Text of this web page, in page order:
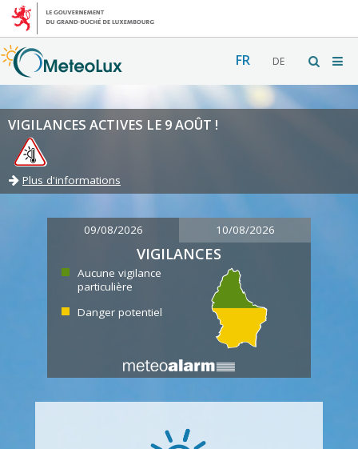
FR DE
VIGILANCES ACTIVES LE 9 AOÛT !
Plus d'informations
09/08/2026 10/08/2026
VIGILANCES
Aucune vigilance
particulière
Danger potentiel